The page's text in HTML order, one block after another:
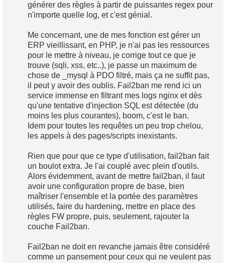
générer des règles à partir de puissantes regex pour
n'importe quelle log, et c'est génial.
Me concernant, une de mes fonction est gérer un
ERP vieillissant, en PHP, je n'ai pas les ressources
pour le mettre à niveau, je corrige tout ce que je
trouve (sqli, xss, etc..), je passe un maximum de
chose de _mysql à PDO filtré, mais ça ne suffit pas,
il peut y avoir des oublis. Fail2ban me rend ici un
service immense en filtrant mes logs nginx et dès
qu'une tentative d'injection SQL est détectée (du
moins les plus courantes), boom, c'est le ban.
Idem pour toutes les requêtes un peu trop chelou,
les appels à des pages/scripts inexistants.
Rien que pour que ce type d'utilisation, fail2ban fait
un boulot extra. Je l'ai couplé avec plein d'outils.
Alors évidemment, avant de mettre fail2ban, il faut
avoir une configuration propre de base, bien
maîtriser l'ensemble et la portée des paramètres
utilisés, faire du hardening, mettre en place des
règles FW propre, puis, seulement, rajouter la
couche Fail2ban.
Fail2ban ne doit en revanche jamais être considéré
comme un pansement pour ceux qui ne veulent pas